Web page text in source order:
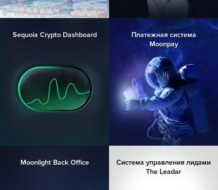
Sequoia Crypto Dashboard
Платежная система
Moonpay
Moonlight Back Office
Система управления лидами
The Leadar